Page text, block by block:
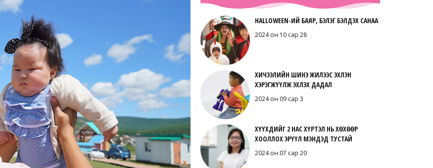
HALLOWEEN-ИЙ БАЯР, БЭЛЭГ БЭЛДЭХ САНАА
2024 он 10 сар 28
ХИЧЭЭЛИЙН ШИНЭ ЖИЛЭЭС ЭХЛЭН
ХЭРЭГЖҮҮЛЖ ЭХЛЭХ ДАДАЛ
2024 он 09 сар 3
ХҮҮХДИЙГ 2 НАС ХҮРТЭЛ НЬ ХӨХӨӨР
ХООЛЛОХ ЭРҮҮЛ МЭНДЭД ТУСТАЙ
2024 он 07 сар 20